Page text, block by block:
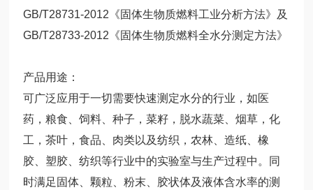
GB/T28731-2012《固体生物质燃料工业分析方法》及
GB/T28733-2012《固体生物质燃料全水分测定方法》
产品用途：
可广泛应用于一切需要快速测定水分的行业，如医
药，粮食、饲料、种子，菜籽，脱水蔬菜、烟草，化
工，茶叶，食品、肉类以及纺织，农林、造纸、橡
胶、塑胶、纺织等行业中的实验室与生产过程中。同
时满足固体、颗粒、粉末、胶状体及液体含水率的测